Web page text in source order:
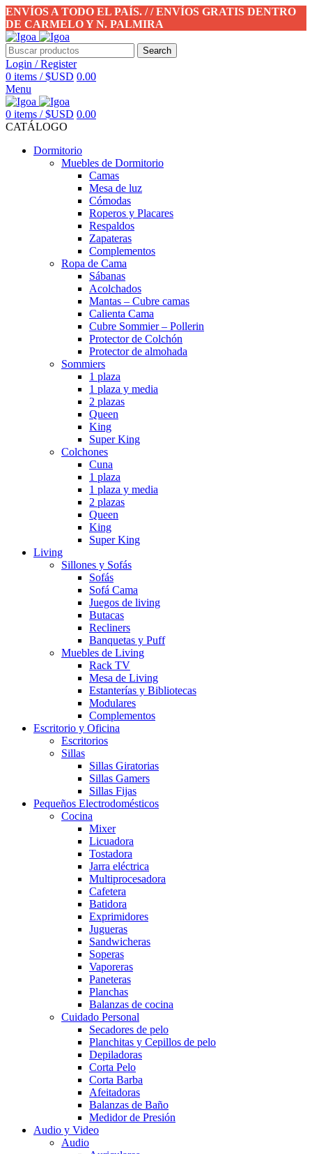
ENVÍOS A TODO EL PAÍS. / / ENVÍOS GRATIS DENTRO
DE CARMELO Y N. PALMIRA
Search
Login / Register
0 items / $USD 0.00
Menu
0 items / $USD 0.00
CATÁLOGO
Dormitorio
Muebles de Dormitorio
Camas
Mesa de luz
Cómodas
Roperos y Placares
Respaldos
Zapateras
Complementos
Ropa de Cama
Sábanas
Acolchados
Mantas – Cubre camas
Calienta Cama
Cubre Sommier – Pollerin
Protector de Colchón
Protector de almohada
Sommiers
1 plaza
1 plaza y media
2 plazas
Queen
King
Super King
Colchones
Cuna
1 plaza
1 plaza y media
2 plazas
Queen
King
Super King
Living
Sillones y Sofás
Sofás
Sofá Cama
Juegos de living
Butacas
Recliners
Banquetas y Puff
Muebles de Living
Rack TV
Mesa de Living
Estanterías y Bibliotecas
Modulares
Complementos
Escritorio y Oficina
Escritorios
Sillas
Sillas Giratorias
Sillas Gamers
Sillas Fijas
Pequeños Electrodomésticos
Cocina
Mixer
Licuadora
Tostadora
Jarra eléctrica
Multiprocesadora
Cafetera
Batidora
Exprimidores
Jugueras
Sandwicheras
Soperas
Vaporeras
Paneteras
Planchas
Balanzas de cocina
Cuidado Personal
Secadores de pelo
Planchitas y Cepillos de pelo
Depiladoras
Corta Pelo
Corta Barba
Afeitadoras
Balanzas de Baño
Medidor de Presión
Audio y Video
Audio